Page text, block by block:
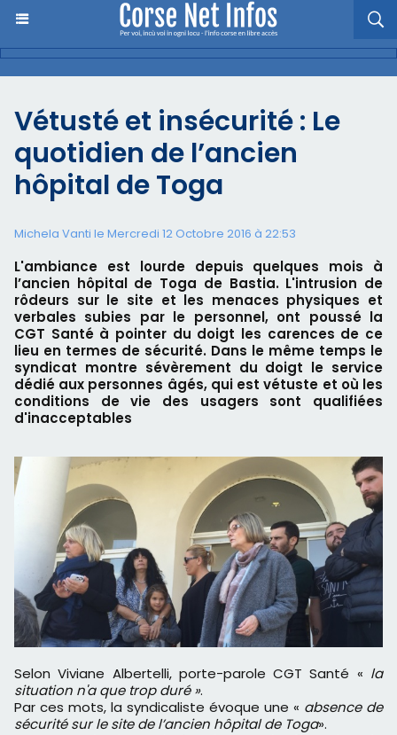
Vétusté et insécurité : Le
quotidien de l’ancien
hôpital de Toga
Michela Vanti le Mercredi 12 Octobre 2016 à 22:53
L'ambiance est lourde depuis quelques mois à
l’ancien hôpital de Toga de Bastia. L'intrusion de
rôdeurs sur le site et les menaces physiques et
verbales subies par le personnel, ont poussé la
CGT Santé à pointer du doigt les carences de ce
lieu en termes de sécurité. Dans le même temps le
syndicat montre sévèrement du doigt le service
dédié aux personnes âgés, qui est vétuste et où les
conditions de vie des usagers sont qualifiées
d'inacceptables
Selon Viviane Albertelli, porte-parole CGT Santé « la
situation n'a que trop duré ».
Par ces mots, la syndicaliste évoque une « absence de
sécurité sur le site de l’ancien hôpital de Toga».